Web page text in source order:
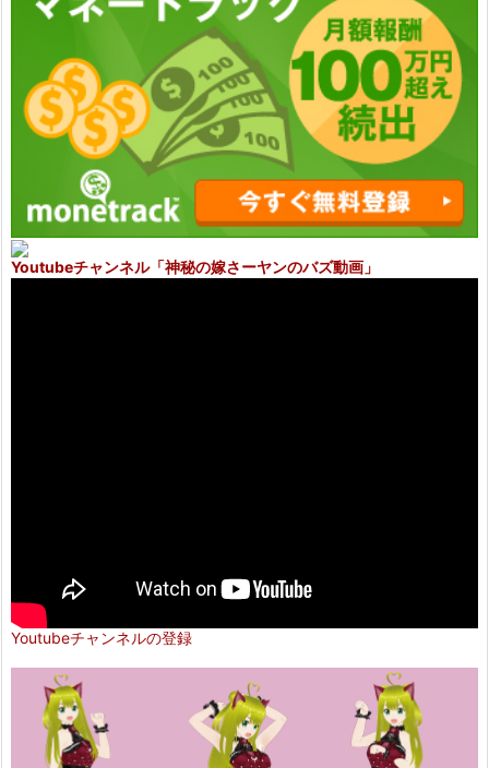
Youtubeチャンネル「神秘の嫁さーヤンのバズ動画」
Youtubeチャンネルの登録